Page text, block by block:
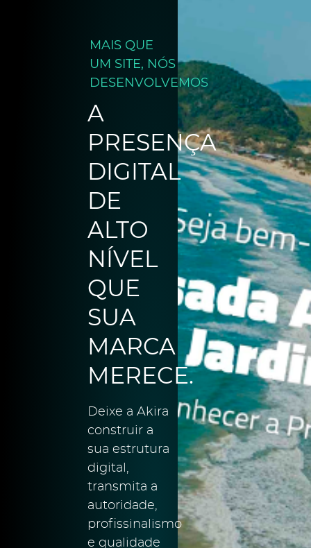
MAIS QUE
UM SITE, NÓS
DESENVOLVEMOS
A
PRESENÇA
DIGITAL
DE
ALTO
NÍVEL
QUE
SUA
MARCA
MERECE.
Deixe a Akira
construir a
sua estrutura
digital,
transmita a
autoridade,
profissinalismo
e qualidade